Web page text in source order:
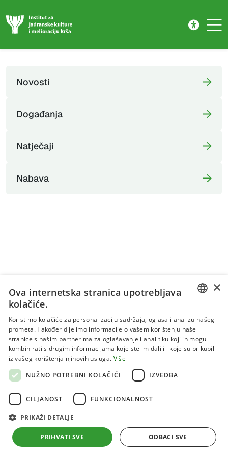
Novosti
Događanja
Natječaji
Nabava
Uvjeti korištenja
Politika privatnosti
Kolačići
melioraciju krša
ENGLISH
×
Ova internetska stranica upotrebljava
kolačiće.
Koristimo kolačiće za personalizaciju sadržaja, oglasa i analizu našeg
prometa. Također dijelimo informacije o vašem korištenju naše
stranice s našim partnerima za oglašavanje i analitiku koji ih mogu
kombinirati s drugim informacijama koje ste im dali ili koje su prikupili
iz vašeg korištenja njihovih usluga. Više
NUŽNO POTREBNI KOLAČIĆI
IZVEDBA
CILJANOST FUNKCIONALNOST
PRIKAŽI DETALJE
PRIHVATI SVE ODBACI SVE